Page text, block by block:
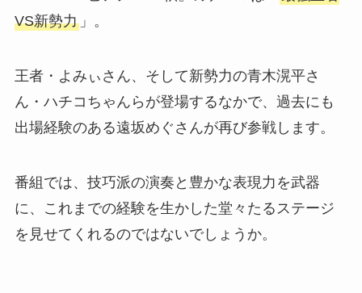
VS新勢力」。
王者・よみぃさん、そして新勢力の青木滉平さ
ん・ハチコちゃんらが登場するなかで、過去にも
出場経験のある遠坂めぐさんが再び参戦します。
番組では、技巧派の演奏と豊かな表現力を武器
に、これまでの経験を生かした堂々たるステージ
を見せてくれるのではないでしょうか。